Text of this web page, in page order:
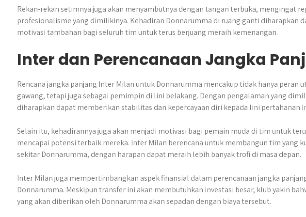
Rekan-rekan setimnya juga akan menyambutnya dengan tangan terbuka, mengingat
profesionalisme yang dimilikinya. Kehadiran Donnarumma di ruang ganti diharapkan
motivasi tambahan bagi seluruh tim untuk terus berjuang meraih kemenangan.
Inter dan Perencanaan Jangka
Rencana jangka panjang Inter Milan untuk Donnarumma mencakup tidak hanya peran
gawang, tetapi juga sebagai pemimpin di lini belakang. Dengan pengalaman yang
diharapkan dapat memberikan stabilitas dan kepercayaan diri kepada lini pertahanan
Selain itu, kehadirannya juga akan menjadi motivasi bagi pemain muda di tim untuk
mencapai potensi terbaik mereka. Inter Milan berencana untuk membangun tim yang
sekitar Donnarumma, dengan harapan dapat meraih lebih banyak trofi di masa depan.
Inter Milan juga mempertimbangkan aspek finansial dalam perencanaan jangka
Donnarumma. Meskipun transfer ini akan membutuhkan investasi besar, klub yakin
yang akan diberikan oleh Donnarumma akan sepadan dengan biaya tersebut.